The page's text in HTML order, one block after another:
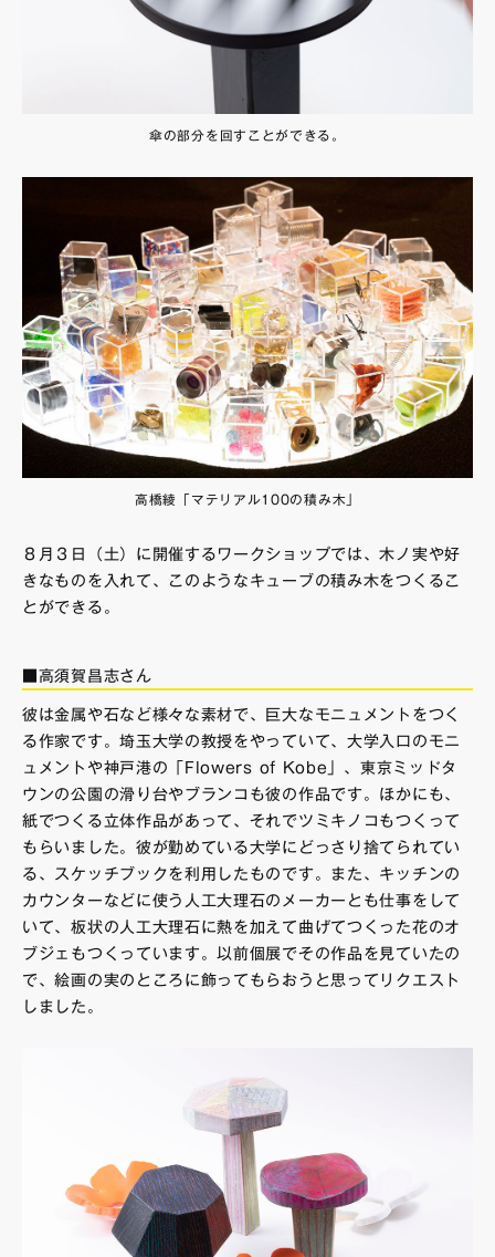
傘の部分を回すことができる。
高橋綾「マテリアル100の積み木」
８月３日（土）に開催するワークショップでは、木ノ実や好
きなものを入れて、このようなキューブの積み木をつくるこ
とができる。
■高須賀昌志さん
彼は金属や石など様々な素材で、巨大なモニュメントをつく
る作家です。埼玉大学の教授をやっていて、大学入口のモニ
ュメントや神戸港の「Flowers of Kobe」、東京ミッドタ
ウンの公園の滑り台やブランコも彼の作品です。ほかにも、
紙でつくる立体作品があって、それでツミキノコもつくって
もらいました。彼が勤めている大学にどっさり捨てられてい
る、スケッチブックを利用したものです。また、キッチンの
カウンターなどに使う人工大理石のメーカーとも仕事をして
いて、板状の人工大理石に熱を加えて曲げてつくった花のオ
ブジェもつくっています。以前個展でその作品を見ていたの
で、絵画の実のところに飾ってもらおうと思ってリクエスト
しました。